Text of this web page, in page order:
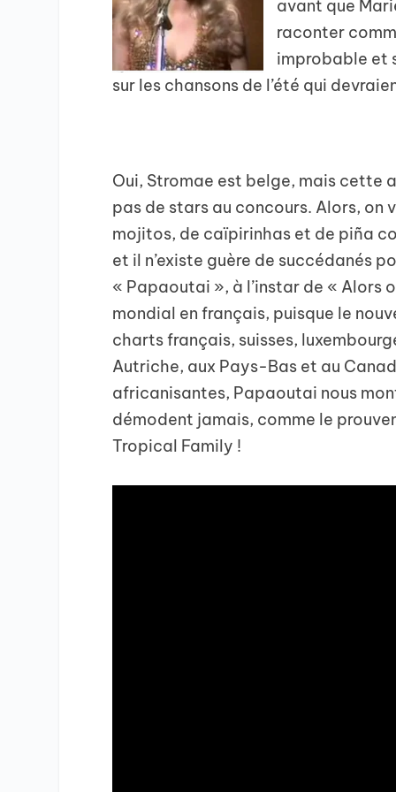
avant que
raconter
improbable et
sur les chansons de l’été qui
Oui, Stromae est belge, mais cette
pas de stars au concours. Alors, on
mojitos, de caïpirinhas et de piña
et il n’existe guère de succédanés
« Papaoutai », à l’instar de « Alors
mondial en français, puisque le
charts français, suisses,
Autriche, aux Pays-Bas et au
africanisantes, Papaoutai nous
démodent jamais, comme le
Tropical Family !